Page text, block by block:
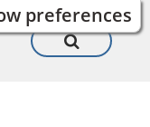
preferences